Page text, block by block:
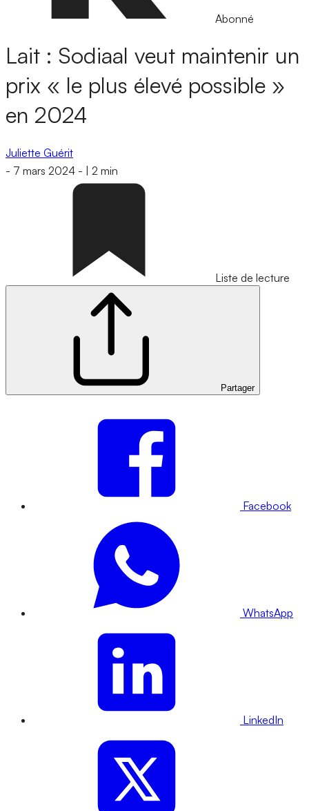
Abonné
Lait : Sodiaal veut maintenir un
prix « le plus élevé possible »
en 2024
Juliette Guérit
- 7 mars 2024 - 2 min
Liste de lecture
Partager
Facebook
WhatsApp
LinkedIn